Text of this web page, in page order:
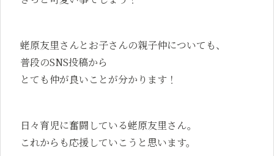
蛯原友里さんとお子さんの親子仲についても、
普段のSNS投稿から
とても仲が良いことが分かります！
日々育児に奮闘している蛯原友里さん。
これからも応援していこうと思います。